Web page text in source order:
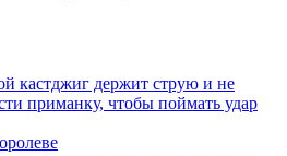
кастджиг держит струю и не
приманку, чтобы поймать удар